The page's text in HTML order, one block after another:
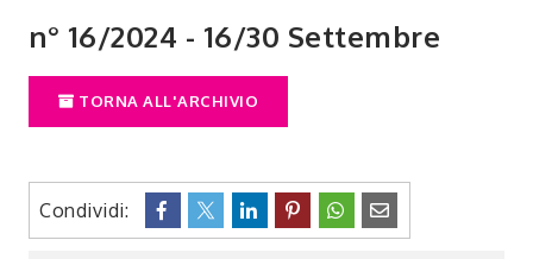
n° 16/2024 - 16/30 Settembre
TORNA ALL'ARCHIVIO
Condividi: